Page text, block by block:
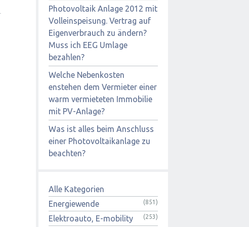
Photovoltaik Anlage 2012 mit
Volleinspeisung. Vertrag auf
Eigenverbrauch zu ändern?
Muss ich EEG Umlage
bezahlen?
Welche Nebenkosten
enstehen dem Vermieter einer
warm vermieteten Immobilie
mit PV-Anlage?
Was ist alles beim Anschluss
einer Photovoltaikanlage zu
beachten?
Alle Kategorien
Energiewende
(851)
Elektroauto, E-mobility (253)